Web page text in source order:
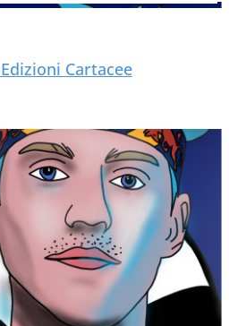
Cartacee